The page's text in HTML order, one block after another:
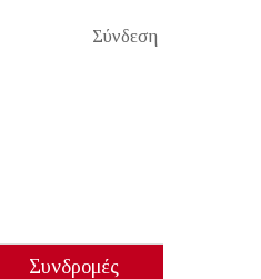
Σύνδεση
Συνδρομές